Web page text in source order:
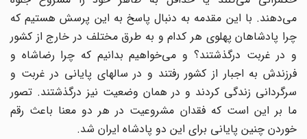
می‌دهند. با این مقدمه به دنبال پاسخ به این پرسش هستیم که
چرا پادشاهان پهلوی هر کدام و به طرق مختلف در خارج از کشور
و در غربت درگذشتند؟ و می‌خواهیم بدانیم که چرا رضاشاه و
فرزندش به اجبار از کشور رفتند و در سالهای پایانی در غربت و
سرگردانی زندگی کردند و در همان وضعیت نیز درگذشتند. تصور
ما بر این است که فقدان مشروعیت در هر دو معنا باعث رقم
خوردن چنین پایانی برای این دو پادشاه ایران شد.